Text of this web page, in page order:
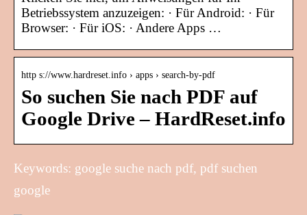
Betriebssystem anzuzeigen: · Für Android: · Für
Browser: · Für iOS: · Andere Apps …
http s://www.hardreset.info › apps › search-by-pdf
So suchen Sie nach PDF auf
Google Drive – HardReset.info
Keywords: google suche nach pdf, pdf suchen
google